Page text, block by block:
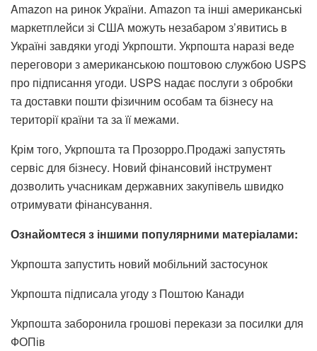
Amazon на ринок України. Amazon та інші американські
маркетплейси зі США можуть незабаром з’явитись в
Україні завдяки угоді Укрпошти. Укрпошта наразі веде
переговори з американською поштовою службою USPS
про підписання угоди. USPS надає послуги з обробки
та доставки пошти фізичним особам та бізнесу на
території країни та за її межами.
Крім того, Укрпошта та Прозорро.Продажі запустять
сервіс для бізнесу. Новий фінансовий інструмент
дозволить учасникам державних закупівель швидко
отримувати фінансування.
Ознайомтеся з іншими популярними матеріалами:
Укрпошта запустить новий мобільний застосунок
Укрпошта підписала угоду з Поштою Канади
Укрпошта заборонила грошові перекази за посилки для
ФОПів